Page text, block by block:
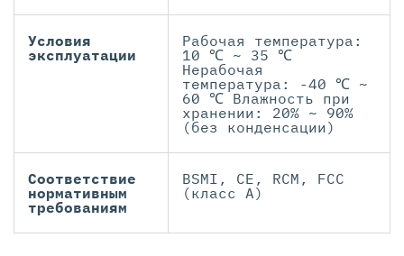
Условия
эксплуатации
Рабочая температура:
10 ℃ ~ 35 ℃
Нерабочая
температура: -40 ℃ ~
60 ℃ Влажность при
хранении: 20% ~ 90%
(без конденсации)
Соответствие
нормативным
требованиям
BSMI, CE, RCM, FCC
(класс А)